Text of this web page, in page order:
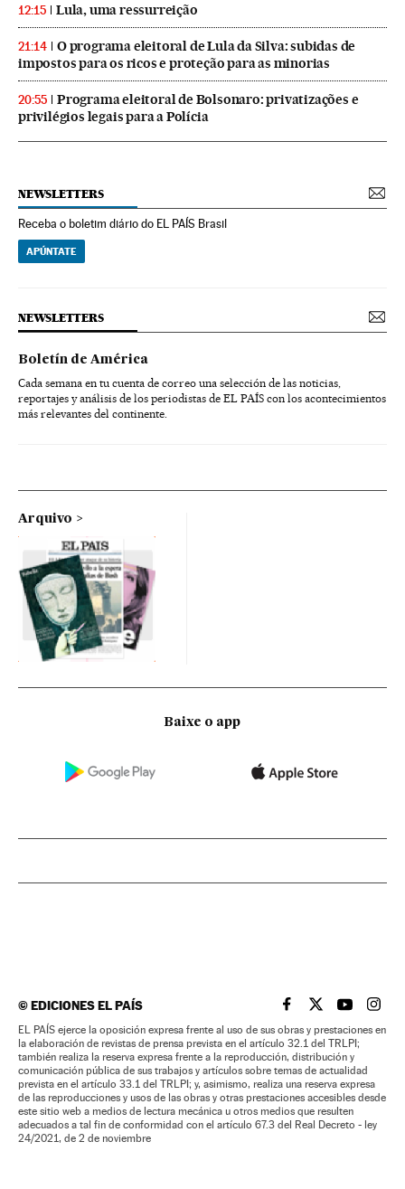
12:15 Lula, uma ressurreição
21:14
O programa eleitoral de Lula da Silva: subidas de
impostos para os ricos e proteção para as minorias
20:55
Programa eleitoral de Bolsonaro: privatizações e
privilégios legais para a Polícia
NEWSLETTERS
Receba o boletim diário do EL PAÍS Brasil
APÚNTATE
NEWSLETTERS
Boletín de América
Cada semana en tu cuenta de correo una selección de las noticias,
reportajes y análisis de los periodistas de EL PAÍS con los acontecimientos
más relevantes del continente.
Arquivo
Baixe o app
©EDICIONES EL PAÍS EL PAÍS BRASIL EN
EL PAÍSEL PAÍS
EL
EL PAÍS ejerce la oposición expresa frente al uso de sus obras y prestaciones en
la elaboración de revistas de prensa prevista en el artículo 32.1 del TRLPI;
también realiza la reserva expresa frente a la reproducción, distribución y
comunicación pública de sus trabajos y artículos sobre temas de actualidad
prevista en el artículo 33.1 del TRLPI; y, asimismo, realiza una reserva expresa
de las reproducciones y usos de las obras y otras prestaciones accesibles desde
este sitio web a medios de lectura mecánica u otros medios que resulten
adecuados a tal fin de conformidad con el artículo 67.3 del Real Decreto - ley
24/2021, de 2 de noviembre